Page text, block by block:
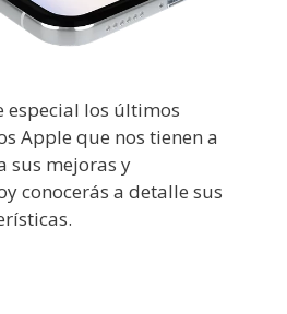
especial los últimos
Apple que nos tienen a
sus mejoras y
conocerás a detalle sus